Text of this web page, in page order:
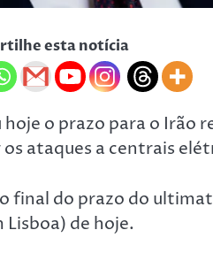
esta notícia
o prazo para o Irão
ataques a centrais
final do prazo do
Lisboa) de hoje.